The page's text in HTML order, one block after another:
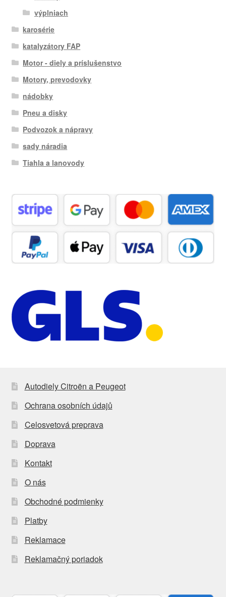
výplniach
karosérie
katalyzátory FAP
Motor - diely a príslušenstvo
Motory, prevodovky
nádobky
Pneu a disky
Podvozok a nápravy
sady náradia
Tiahla a lanovody
Autodiely Citroën a Peugeot
Ochrana osobních údajů
Celosvetová preprava
Doprava
Kontakt
O nás
Obchodné podmienky
Platby
Reklamace
Reklamačný poriadok